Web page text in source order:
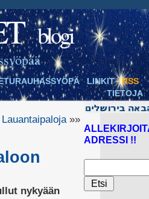
blogi
LINKIT
RSS
TIETOJA
Lauantaipaloja»»
nykyään
ADRESSI !!